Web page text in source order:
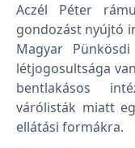
Aczél Péter
gondozást nyújtó
Magyar
létjogosultsága
bentlakásos
várólisták miatt
ellátási formákra.